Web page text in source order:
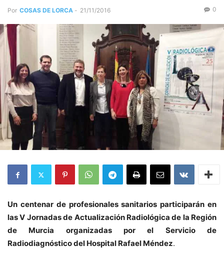
Por COSAS DE LORCA - 21/11/2016 0
Un centenar de profesionales sanitarios participarán en
las V Jornadas de Actualización Radiológica de la Región
de Murcia organizadas por el Servicio de
Radiodiagnóstico del Hospital Rafael Méndez.